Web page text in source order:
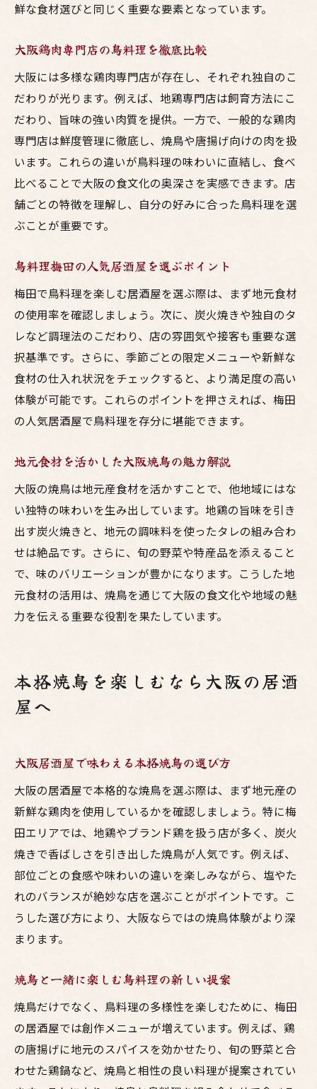
鮮な食材選びと同じく重要な要素となっています。
大阪鶏肉専門店の鳥料理を徹底比較
大阪には多様な鶏肉専門店が存在し、それぞれ独自のこ
だわりが光ります。例えば、地鶏専門店は飼育方法にこ
だわり、旨味の強い肉質を提供。一方で、一般的な鶏肉
専門店は鮮度管理に徹底し、焼鳥や唐揚げ向けの肉を扱
います。これらの違いが鳥料理の味わいに直結し、食べ
比べることで大阪の食文化の奥深さを実感できます。店
舗ごとの特徴を理解し、自分の好みに合った鳥料理を選
ぶことが重要です。
鳥料理梅田の人気居酒屋を選ぶポイント
梅田で鳥料理を楽しむ居酒屋を選ぶ際は、まず地元食材
の使用率を確認しましょう。次に、炭火焼きや独自のタ
レなど調理法のこだわり、店の雰囲気や接客も重要な選
択基準です。さらに、季節ごとの限定メニューや新鮮な
食材の仕入れ状況をチェックすると、より満足度の高い
体験が可能です。これらのポイントを押さえれば、梅田
の人気居酒屋で鳥料理を存分に堪能できます。
地元食材を活かした大阪焼鳥の魅力解説
大阪の焼鳥は地元産食材を活かすことで、他地域にはな
い独特の味わいを生み出しています。地鶏の旨味を引き
出す炭火焼きと、地元の調味料を使ったタレの組み合わ
せは絶品です。さらに、旬の野菜や特産品を添えること
で、味のバリエーションが豊かになります。こうした地
元食材の活用は、焼鳥を通じて大阪の食文化や地域の魅
力を伝える重要な役割を果たしています。
本格焼鳥を楽しむなら大阪の居酒
屋へ
大阪居酒屋で味わえる本格焼鳥の選び方
大阪の居酒屋で本格的な焼鳥を選ぶ際は、まず地元産の
新鮮な鶏肉を使用しているかを確認しましょう。特に梅
田エリアでは、地鶏やブランド鶏を扱う店が多く、炭火
焼きで香ばしさを引き出した焼鳥が人気です。例えば、
部位ごとの食感や味わいの違いを楽しみながら、塩やた
れのバランスが絶妙な店を選ぶことがポイントです。こ
うした選び方により、大阪ならではの焼鳥体験がより深
まります。
焼鳥と一緒に楽しむ鳥料理の新しい提案
焼鳥だけでなく、鳥料理の多様性を楽しむために、梅田
の居酒屋では創作メニューが増えています。例えば、鶏
の唐揚げに地元のスパイスを効かせたり、旬の野菜と合
わせた鶏鍋など、焼鳥と相性の良い料理が提案されてい